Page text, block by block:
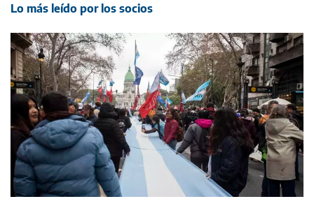
Lo más leído por los socios